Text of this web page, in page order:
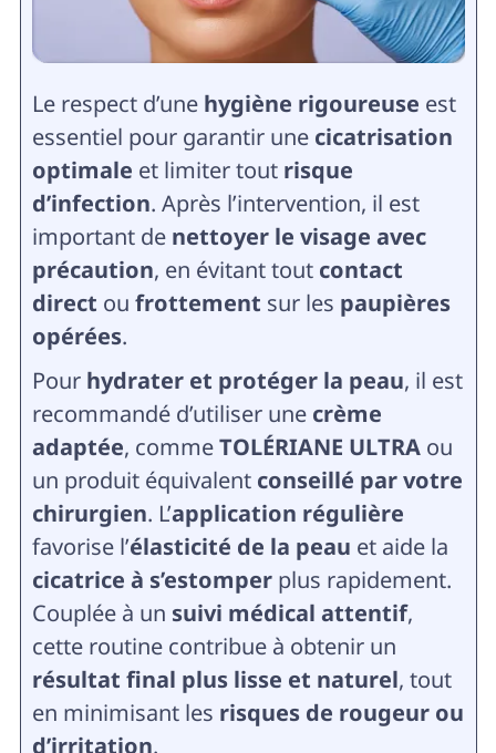
Le respect d’une hygiène rigoureuse est
essentiel pour garantir une cicatrisation
optimale et limiter tout risque
d’infection. Après l’intervention, il est
important de nettoyer le visage avec
précaution, en évitant tout contact
direct ou frottement sur les paupières
opérées.
Pour hydrater et protéger la peau, il est
recommandé d’utiliser une crème
adaptée, commeTOLÉRIANE ULTRAou
un produit équivalent conseillé par votre
chirurgien. L’application régulière
favorise l’élasticité de la peau et aide la
cicatrice à s’estomperplus rapidement.
Couplée à un suivi médical attentif,
cette routine contribue à obtenir un
résultat final plus lisse et naturel, tout
en minimisant les risques de rougeur ou
d’irritation.